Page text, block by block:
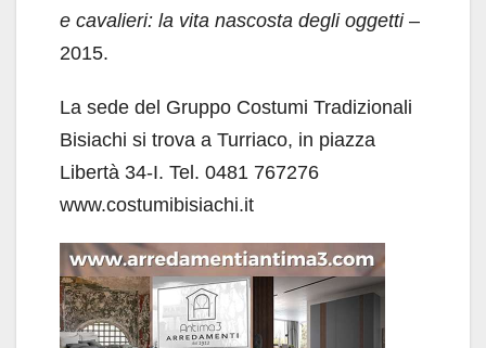
e cavalieri: la vita nascosta degli oggetti –
2015.
La sede del Gruppo Costumi Tradizionali
Bisiachi si trova a Turriaco, in piazza
Libertà 34-I. Tel. 0481 767276
www.costumibisiachi.it